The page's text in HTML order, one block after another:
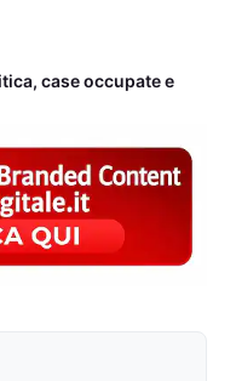
case occupate e